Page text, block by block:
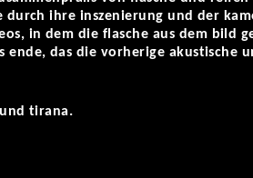
ihre inszenierung und der
in dem die flasche aus dem bild
das die vorherige akustische
tirana.